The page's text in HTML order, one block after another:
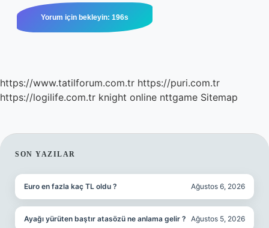
https://www.tatilforum.com.tr https://puri.com.tr
https://logilife.com.tr knight online nttgame Sitemap
SIDEBAR
SON YAZILAR
Euro en fazla kaç TL oldu ? Ağustos 6, 2026
Ayağı yürüten baştır atasözü ne anlama gelir ? Ağustos 5, 2026